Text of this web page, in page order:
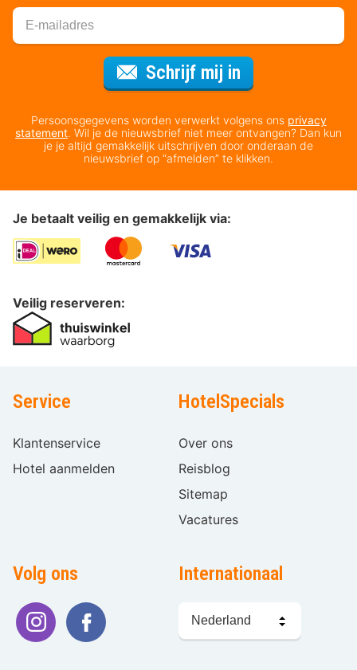
Schrijf mij in
Persoonsgegevens worden verwerkt volgens ons privacy
statement. Wil je de nieuwsbrief niet meer ontvangen? Dan kun
je je altijd gemakkelijk uitschrijven door onderaan de
nieuwsbrief op “afmelden” te klikken.
Je betaalt veilig en gemakkelijk via:
Veilig reserveren:
Service
Klantenservice
Hotel aanmelden
HotelSpecials
Over ons
Reisblog
Sitemap
Vacatures
Volg ons Internationaal
kiezen